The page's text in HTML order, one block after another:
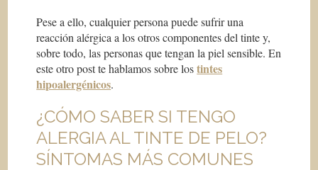
Pese a ello, cualquier persona puede sufrir una
reacción alérgica a los otros componentes del tinte y,
sobre todo, las personas que tengan la piel sensible. En
este otro post te hablamos sobre lostintes
hipoalergénicos.
¿CÓMO SABER SI TENGO
ALERGIA AL TINTE DE PELO?
SÍNTOMAS MÁS COMUNES